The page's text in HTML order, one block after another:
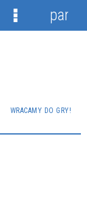
WRACAMY DO GRY!
Menu
panel